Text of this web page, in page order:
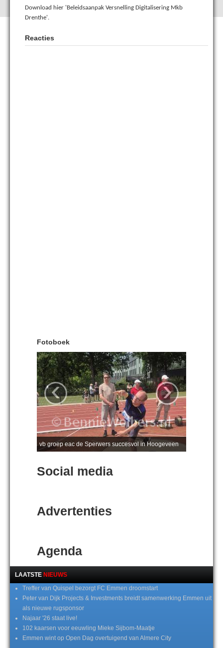
Download hier 'Beleidsaanpak Versnelling Digitalisering Mkb
Drenthe'.
Reacties
Fotoboek
vb groep eac de Sperwers succesvol in Hoogeveen
‹ ›
Social media
Advertenties
Agenda
LAATSTE NIEUWS
Treffer van Quispel bezorgt FC Emmen droomstart
Peter van Dijk Projects & Investments breidt samenwerking Emmen uit
als nieuwe rugsponsor
Najaar '26 staat live!
102 kaarsen voor eeuwling Mieke Sijbom-Maatje
Emmen wint op Open Dag overtuigend van Almere City